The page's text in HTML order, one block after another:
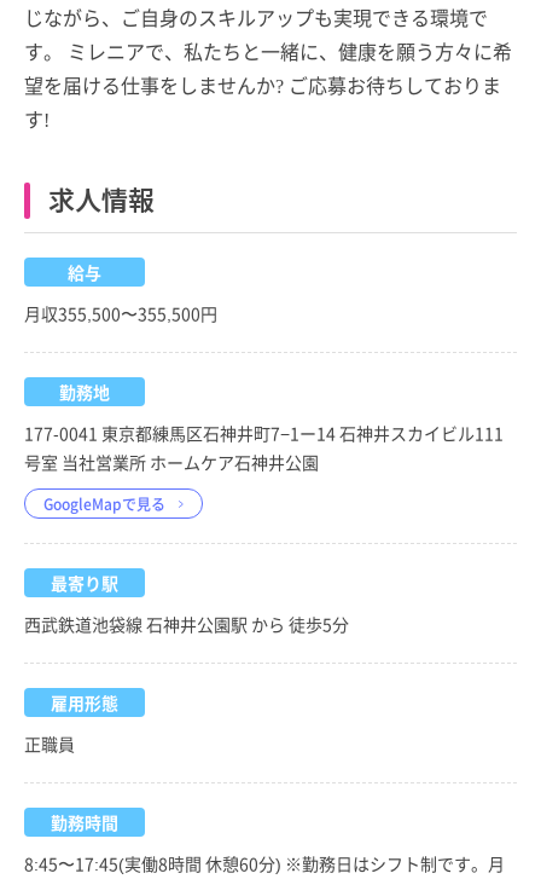
じながら、ご自身のスキルアップも実現できる環境で
す。 ミレニアで、私たちと一緒に、健康を願う方々に希
望を届ける仕事をしませんか? ご応募お待ちしておりま
す!
求人情報
給与
月収355,500〜355,500円
勤務地
177-0041 東京都練馬区石神井町7−1ー14 石神井スカイビル111
号室 当社営業所 ホームケア石神井公園
GoogleMapで見る
最寄り駅
西武鉄道池袋線 石神井公園駅 から 徒歩5分
雇用形態
正職員
勤務時間
8:45〜17:45(実働8時間 休憩60分) ※勤務日はシフト制です。月